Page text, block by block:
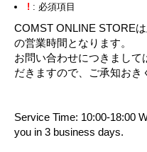
! : 必須項目
COMST ONLINE STORE
の営業時間となります。
お問い合わせにつきまして
だきますので、ご承知おき
Service Time: 10:00-18:00
you in 3 business days.